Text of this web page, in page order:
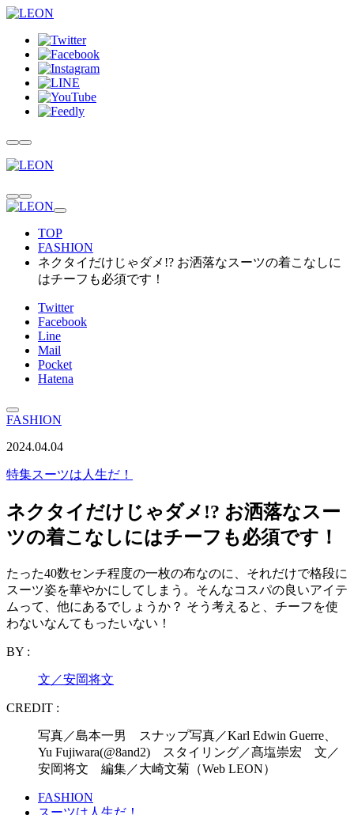
TOP
FASHION
ネクタイだけじゃダメ!? お洒落なスーツの着こなしに
はチーフも必須です！
Twitter
Facebook
Line
Mail
Pocket
Hatena
FASHION
2024.04.04
特集スーツは人生だ！
ネクタイだけじゃダメ!? お洒落なスー
ツの着こなしにはチーフも必須です！
たった40数センチ程度の一枚の布なのに、それだけで格段に
スーツ姿を華やかにしてしまう。そんなコスパの良いアイテ
ムって、他にあるでしょうか？ そう考えると、チーフを使
わないなんてもったいない！
BY :
文／安岡将文
CREDIT :
写真／島本一男 スナップ写真／Karl Edwin Guerre、
Yu Fujiwara(@8and2) スタイリング／髙塩崇宏 文／
安岡将文 編集／大崎文菊（Web LEON）
FASHION
スーツは人生だ！